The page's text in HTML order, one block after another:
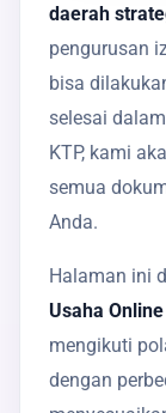
daerah
pengurusan
bisa
selesai
KTP, kami
semua
Anda.
Halaman ini
Usaha
mengikuti
dengan